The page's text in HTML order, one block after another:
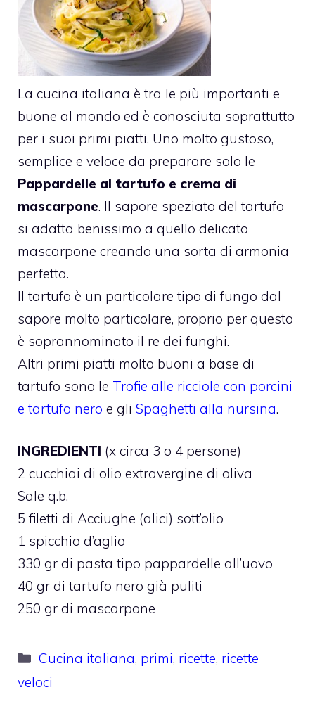
La cucina italiana è tra le più importanti e
buone al mondo ed è conosciuta soprattutto
per i suoi primi piatti. Uno molto gustoso,
semplice e veloce da preparare solo le
Pappardelle al tartufo e crema di
mascarpone. Il sapore speziato del tartufo
si adatta benissimo a quello delicato
mascarpone creando una sorta di armonia
perfetta.
Il tartufo è un particolare tipo di fungo dal
sapore molto particolare, proprio per questo
è soprannominato il re dei funghi.
Altri primi piatti molto buoni a base di
tartufo sono le Trofie alle ricciole con porcini
e tartufo nero e gli Spaghetti alla nursina.
INGREDIENTI (x circa 3 o 4 persone)
2 cucchiai di olio extravergine di oliva
Sale q.b.
5 filetti di Acciughe (alici) sott’olio
1 spicchio d’aglio
330 gr di pasta tipo pappardelle all’uovo
40 gr di tartufo nero già puliti
250 gr di mascarpone
Categorie
Cucina italiana, primi, ricette, ricette
veloci